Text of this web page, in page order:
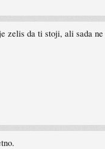
zelis da ti stoji, ali sada